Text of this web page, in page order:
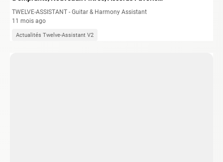
TWELVE-ASSISTANT - Guitar & Harmony Assistant
11 mois ago
Actualités Twelve-Assistant V2